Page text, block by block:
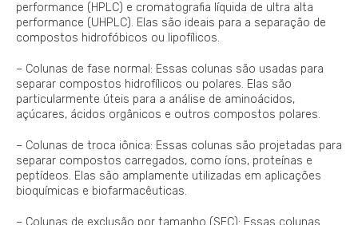
performance (HPLC) e cromatografia líquida de ultra alta
performance (UHPLC). Elas são ideais para a separação de
compostos hidrofóbicos ou lipofílicos.
– Colunas de fase normal: Essas colunas são usadas para
separar compostos hidrofílicos ou polares. Elas são
particularmente úteis para a análise de aminoácidos,
açúcares, ácidos orgânicos e outros compostos polares.
– Colunas de troca iônica: Essas colunas são projetadas para
separar compostos carregados, como íons, proteínas e
peptídeos. Elas são amplamente utilizadas em aplicações
bioquímicas e biofarmacêuticas.
– Colunas de exclusão por tamanho (SEC): Essas colunas